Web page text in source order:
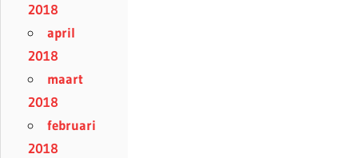
2018
april
2018
maart
2018
februari
2018